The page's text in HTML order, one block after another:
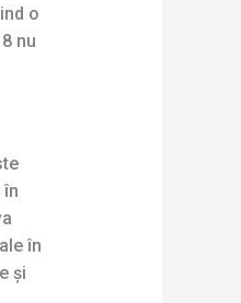
o
nu
în
și